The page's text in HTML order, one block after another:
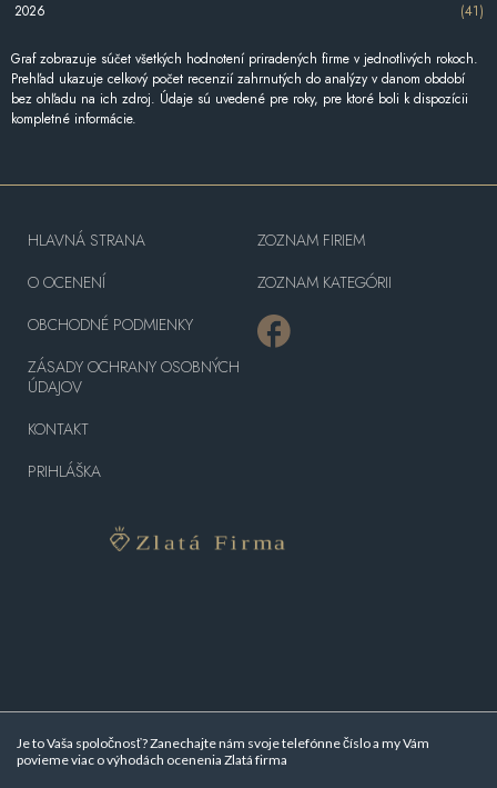
2026
(41)
Graf zobrazuje súčet všetkých hodnotení priradených firme v jednotlivých rokoch.
Prehľad ukazuje celkový počet recenzií zahrnutých do analýzy v danom období
bez ohľadu na ich zdroj. Údaje sú uvedené pre roky, pre ktoré boli k dispozícii
kompletné informácie.
Je to Vaša spoločnosť? Zanechajte nám svoje telefónne číslo a my Vám
povieme viac ovýhodách ocenenia Zlatá firma
HLAVNÁ STRANA
O OCENENÍ
OBCHODNÉ PODMIENKY
ZÁSADY OCHRANY OSOBNÝCH
ÚDAJOV
KONTAKT
PRIHLÁŠKA
ZOZNAM FIRIEM
ZOZNAM KATEGÓRII